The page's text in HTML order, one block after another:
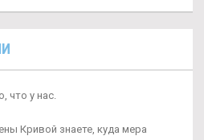
что у нас.
Кривой знаете, куда мера